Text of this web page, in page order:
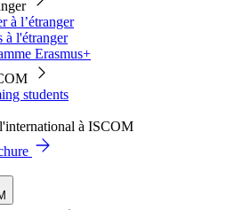
à l’étranger
à l'étranger
Erasmus+
students
à ISCOM